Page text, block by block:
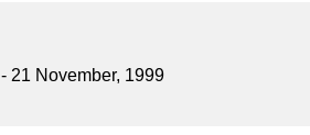
- 21 November, 1999